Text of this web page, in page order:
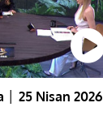
│ 25 Nisan 2026